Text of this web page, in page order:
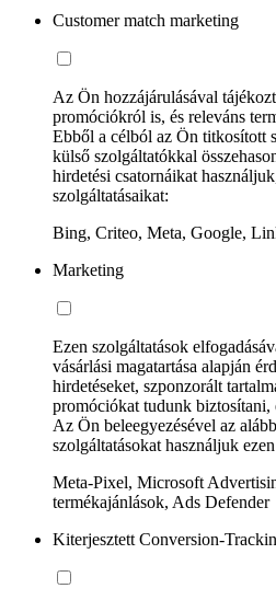
Customer match marketing
Az Ön hozzájárulásával
promóciókról is, és releváns
Ebből a célból az Ön titkosított
külső szolgáltatókkal
hirdetési csatornáikat
szolgáltatásaikat:
Bing, Criteo, Meta, Google,
Marketing
Ezen szolgáltatások
vásárlási magatartása alapján
hirdetéseket, szponzorált
promóciókat tudunk biztosítani,
Az Ön beleegyezésével az
szolgáltatásokat használjuk
Meta-Pixel, Microsoft
termékajánlások, Ads Defender
Kiterjesztett Conversion-